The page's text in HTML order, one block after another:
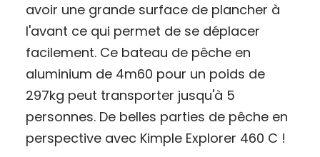
avoir une grande surface de plancher à
l'avant ce qui permet de se déplacer
facilement. Ce bateau de pêche en
aluminium de 4m60 pour un poids de
297kg peut transporter jusqu'à 5
personnes. De belles parties de pêche en
perspective avec Kimple Explorer 460 C !